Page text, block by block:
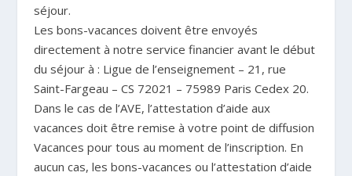
séjour.
Les bons-vacances doivent être envoyés
directement à notre service financier avant le début
du séjour à : Ligue de l’enseignement – 21, rue
Saint-Fargeau – CS 72021 – 75989 Paris Cedex 20.
Dans le cas de l’AVE, l’attestation d’aide aux
vacances doit être remise à votre point de diffusion
Vacances pour tous au moment de l’inscription. En
aucun cas, les bons-vacances ou l’attestation d’aide